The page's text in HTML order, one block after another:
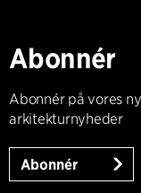
Abonnér
Abonnér på vores
arkitekturnyheder
Abonnér